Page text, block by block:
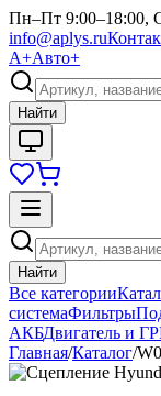
Пн–Пт 9:00–18:00,
info@aplys.ru
А+Авто+
Найти
Найти
Все категории
системаФильтры
АКБДвигатель и
Главная/Каталог/